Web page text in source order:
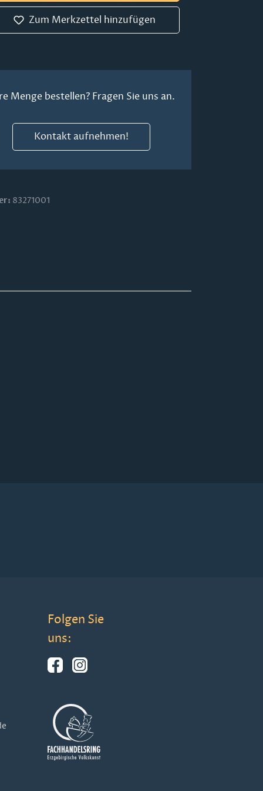
Zum Merkzettel hinzufügen
Menge bestellen? Fragen Sie uns an.
Kontakt aufnehmen!
83271001
Folgen Sie
uns: